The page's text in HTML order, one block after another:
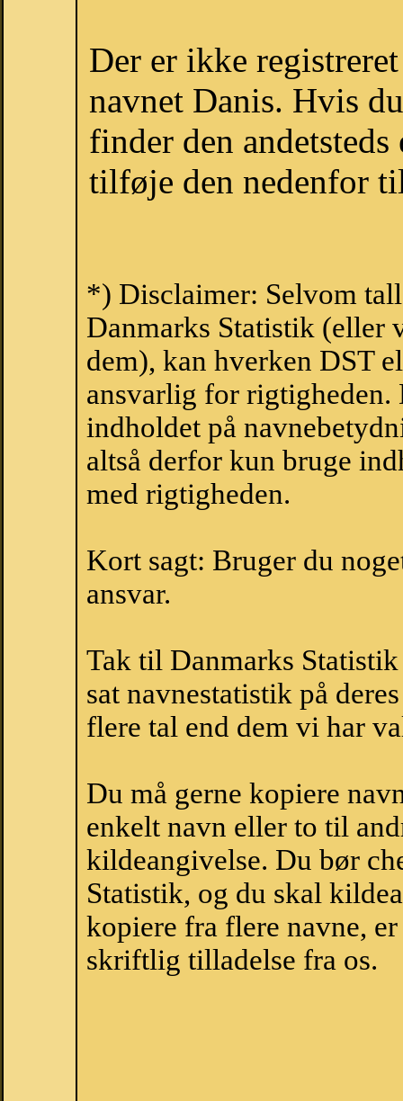
Der er ikke
navnet Danis. Hvis
finder den
tilføje den nedenfor
*) Disclaimer: Selvom
Danmarks Statistik (eller
dem), kan hverken DST
ansvarlig for
indholdet på
altså derfor kun bruge
med rigtigheden.
Kort sagt: Bruger du
ansvar.
Tak til Danmarks
sat navnestatistik på
flere tal end dem vi har
Du må gerne kopiere
enkelt navn eller to til
kildeangivelse. Du bør
Statistik, og du skal
kopiere fra flere navne,
skriftlig tilladelse fra os.